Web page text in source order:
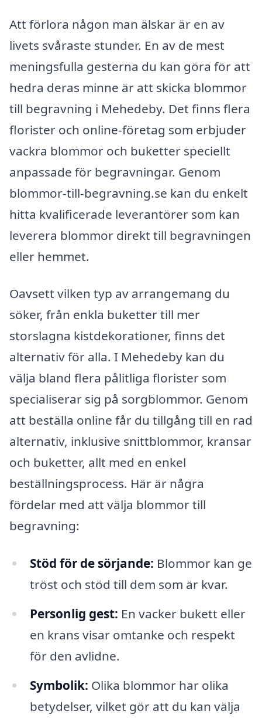
Att förlora någon man älskar är en av
livets svåraste stunder. En av de mest
meningsfulla gesterna du kan göra för att
hedra deras minne är att skicka blommor
till begravning i Mehedeby. Det finns flera
florister och online-företag som erbjuder
vackra blommor och buketter speciellt
anpassade för begravningar. Genom
blommor-till-begravning.se kan du enkelt
hitta kvalificerade leverantörer som kan
leverera blommor direkt till begravningen
eller hemmet.
Oavsett vilken typ av arrangemang du
söker, från enkla buketter till mer
storslagna kistdekorationer, finns det
alternativ för alla. I Mehedeby kan du
välja bland flera pålitliga florister som
specialiserar sig på sorgblommor. Genom
att beställa online får du tillgång till en rad
alternativ, inklusive snittblommor, kransar
och buketter, allt med en enkel
beställningsprocess. Här är några
fördelar med att välja blommor till
begravning:
Stöd för de sörjande: Blommor kan ge
tröst och stöd till dem som är kvar.
Personlig gest: En vacker bukett eller
en krans visar omtanke och respekt
för den avlidne.
Symbolik: Olika blommor har olika
betydelser, vilket gör att du kan välja